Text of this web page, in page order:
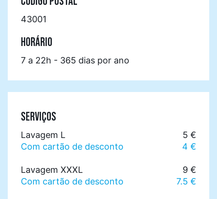
43001
HORÁRIO
7 a 22h - 365 dias por ano
SERVIÇOS
Lavagem L
5 €
Com cartão de desconto
4 €
Lavagem XXXL
9 €
Com cartão de desconto
7.5 €